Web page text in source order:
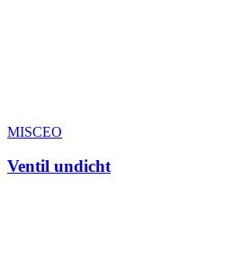
MISCEO
Ventil undicht